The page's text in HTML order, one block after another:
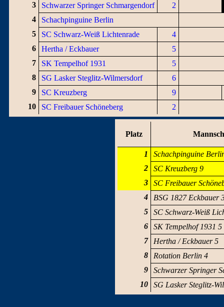
3
Schwarzer Springer Schmargendorf
2
4
Schachpinguine Berlin
5
SC Schwarz-Weiß Lichtenrade
4
6
Hertha / Eckbauer
5
7
SK Tempelhof 1931
5
8
SG Lasker Steglitz-Wilmersdorf
6
9
SC Kreuzberg
9
10
SC Freibauer Schöneberg 2
Platz
1
Schachpinguine
2
SC Kreuzberg 9
3
SC Freibauer
4
BSG 1827 Eckbauer
5
SC Schwarz-Weiß
6
SK Tempelhof 1931 5
7
Hertha / Eckbauer 5
8
Rotation Berlin 4
9
Schwarzer Springer
10
SG Lasker Steglitz-